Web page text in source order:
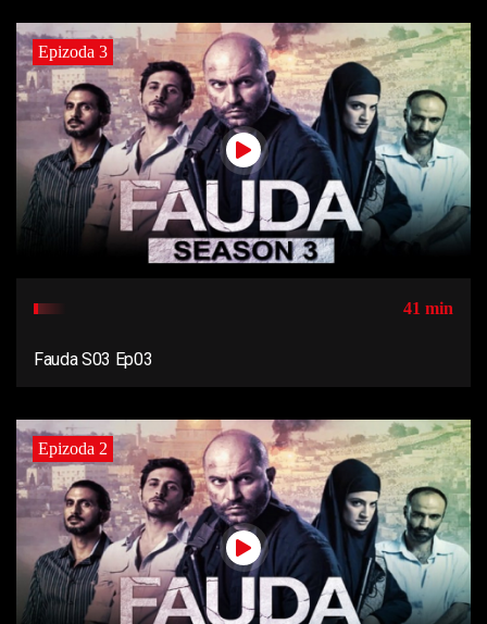
Epizoda 3
41 min
Fauda S03 Ep03
Epizoda 2